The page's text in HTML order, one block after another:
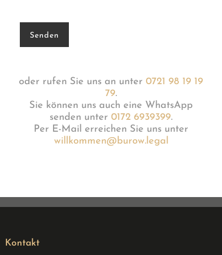
oder rufen Sie uns an unter 0721 98 19 19
79.
Sie können uns auch eine WhatsApp
senden unter 0172 6939399.
Per E-Mail erreichen Sie uns unter
willkommen@burow.legal
Kontakt